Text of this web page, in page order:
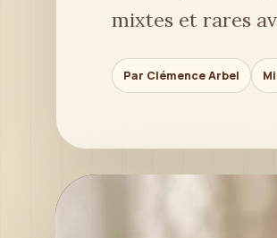
mixtes et rares
Par Clémence Arbel